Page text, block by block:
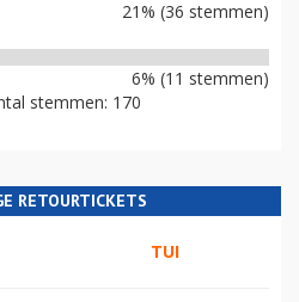
21% (36 stemmen)
6% (11 stemmen)
stemmen: 170
RETOURTICKETS
TUI